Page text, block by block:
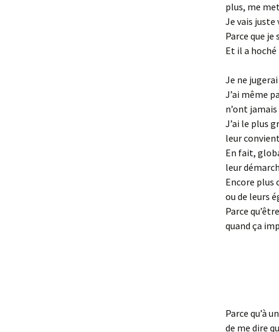
plus, me
Je vais juste
Parce que je
Et il a
Je ne
J’ai même
n’ont
J’ai le plus
leur
En fait,
leur
Encore plus
ou de leurs
Parce
quand ça
Parce qu’à
de me dire